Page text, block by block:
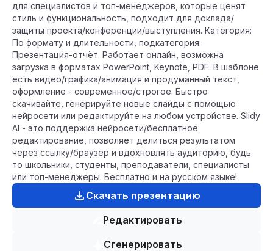
для специалистов и топ-менеджеров, которые ценят
стиль и функциональность, подходит для доклада/
защиты проекта/конференции/выступления. Категория:
По формату и длительности, подкатегория:
Презентация-отчёт. Работает онлайн, возможна
загрузка в форматах PowerPoint, Keynote, PDF. В шаблоне
есть видео/графика/анимация и продуманный текст,
оформление - современное/строгое. Быстро
скачивайте, генерируйте новые слайды с помощью
нейросети или редактируйте на любом устройстве. Slidy
AI - это поддержка нейросети/бесплатное
редактирование, позволяет делиться результатом
через ссылку/браузер и вдохновлять аудиторию, будь
то школьники, студенты, преподаватели, специалисты
или топ-менеджеры. Бесплатно и на русском языке!
Скачать презентацию
Редактировать
Сгенерировать